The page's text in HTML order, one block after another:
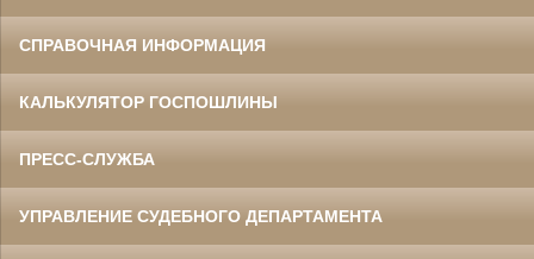
СПРАВОЧНАЯ ИНФОРМАЦИЯ
КАЛЬКУЛЯТОР ГОСПОШЛИНЫ
ПРЕСС-СЛУЖБА
УПРАВЛЕНИЕ СУДЕБНОГО ДЕПАРТАМЕНТА